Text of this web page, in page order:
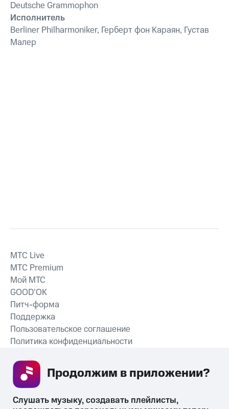
Deutsche Grammophon
Исполнитель
Berliner Philharmoniker, Герберт фон Караян, Густав
Малер
СКАЧАТЬ ПРИЛОЖЕНИЕ
MTС Live
MTС Premium
Мой МТС
GOOD’OK
Питч-форма
Поддержка
Пользовательское соглашение
Политика конфиденциальности
Слушать музыку, создавать плейлисты,